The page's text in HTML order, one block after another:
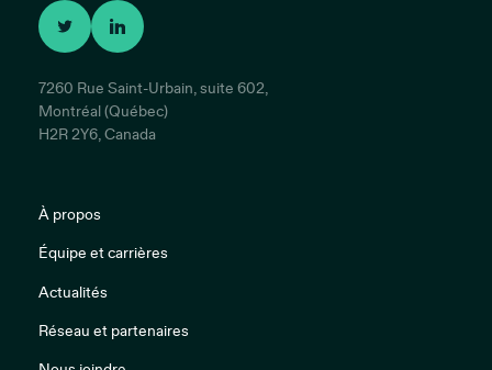
7260 Rue Saint-Urbain, suite 602,
Montréal (Québec)
H2R 2Y6, Canada
À propos
Équipe et carrières
Actualités
Réseau et partenaires